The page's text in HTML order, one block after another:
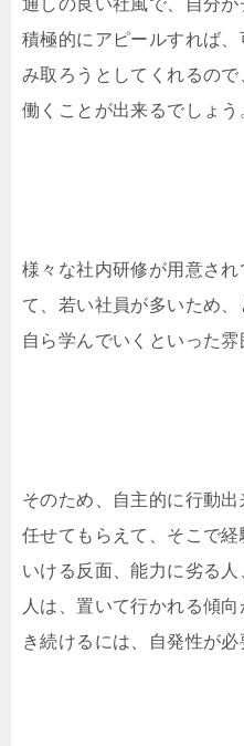
通しの良い社風で、自分が
積極的にアピールすれば
み取ろうとしてくれるので
働くことが出来るでしょう
様々な社内研修が用意さ
て、若い社員が多いため、
自ら学んでいくといった雰
そのため、自主的に行動
任せてもらえて、そこで
いける反面、能力に劣る
人は、置いて行かれる傾
き続けるには、自発性が必